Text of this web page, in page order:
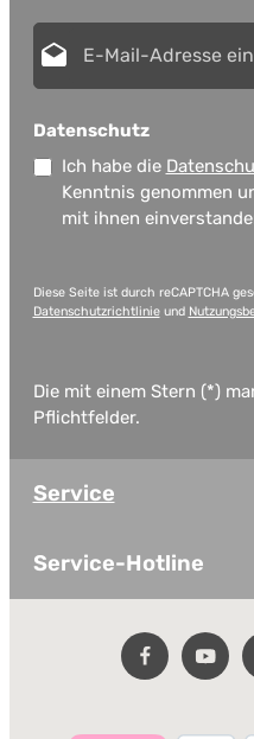
Datenschutz
Ich habe die
Kenntnis genommen
mit ihnen
Diese Seite ist durch reCAPTCHA
Datenschutzrichtlinieund
Die mit einem Stern (*)
Pflichtfelder.
Service
Service-Hotline